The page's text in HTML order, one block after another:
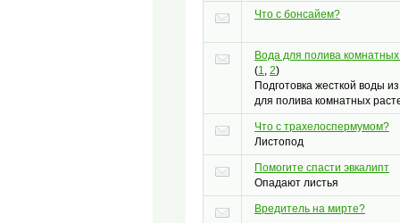
Что с бонсайем?
Вода для полива
(1, 2)
Подготовка жесткой воды
для полива комнатных
Что с трахелоспермумом?
Листопод
Помогите спасти эвкалипт
Опадают листья
Вредитель на мирте?